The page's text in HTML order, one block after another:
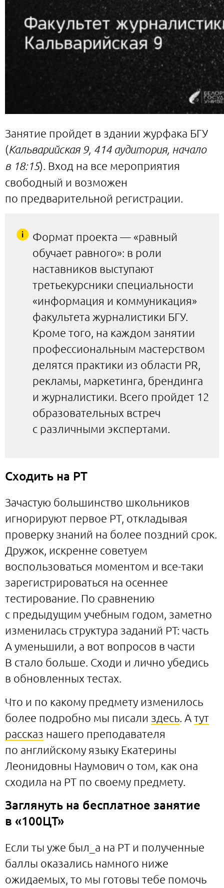
Занятие пройдет в здании журфака БГУ
(Кальварийская 9, 414 аудитория, начало
в 18:15). Вход на все мероприятия
свободный и возможен
по предварительной регистрации.
Формат проекта — «равный
обучает равного»: в роли
наставников выступают
третьекурсники специальности
«информация и коммуникация»
факультета журналистики БГУ.
Кроме того, на каждом занятии
профессиональным мастерством
делятся практики из области PR,
рекламы, маркетинга, брендинга
и журналистики. Всего пройдет 12
образовательных встреч
с различными экспертами.
Сходить на РТ
Зачастую большинство школьников
игнорируют первое РТ, откладывая
проверку знаний на более поздний срок.
Дружок, искренне советуем
воспользоваться моментом и все-таки
зарегистрироваться на осеннее
тестирование. По сравнению
с предыдущим учебным годом, заметно
изменилась структура заданий РТ: часть
А уменьшили, а вот вопросов в части
B стало больше. Сходи и лично убедись
в обновленных тестах.
Что и по какому предмету изменилось
более подробно мы писали здесь . А тут
рассказ нашего преподавателя
по английскому языку Екатерины
Леонидовны Наумович о том, как она
сходила на РТ по своему предмету.
Заглянуть на бесплатное занятие
в «100ЦТ»
Если ты уже был_а на РТ и полученные
баллы оказались намного ниже
ожидаемых, то мы готовы тебе помочь